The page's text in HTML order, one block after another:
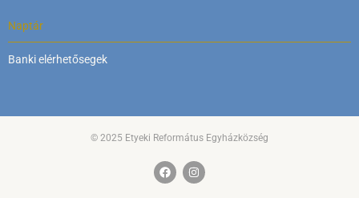
Naptár
Banki elérhetősegek
© 2025 Etyeki Református Egyházközség